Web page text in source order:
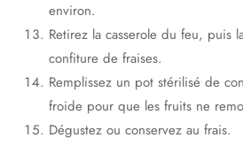
environ.
Retirez la casserole du feu, puis
confiture de fraises.
Remplissez un pot stérilisé de
froide pour que les fruits ne
Dégustez ou conservez au frais.